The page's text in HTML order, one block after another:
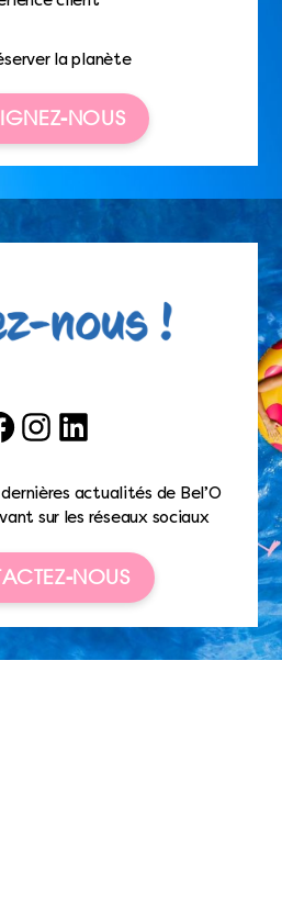
la planète
NOUS
InstagramLinkedIn
actualités de Bel’O
sur les réseaux sociaux
NOUS